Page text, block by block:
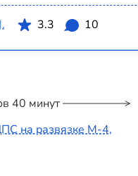
3.3 10
40 минут
на развязке М-4,